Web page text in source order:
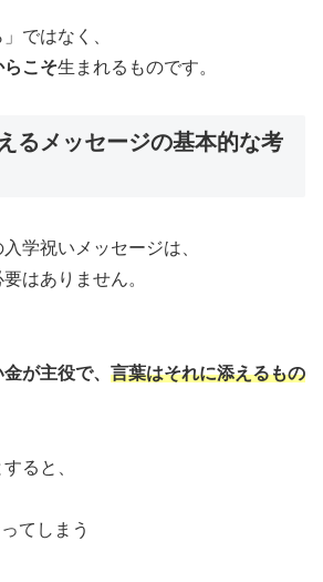
ではなく、
らこそ生まれるものです。
るメッセージの基本的な考
学祝いメッセージは、
はありません。
が主役で、 言葉はそれに添えるもの
ると、
てしまう